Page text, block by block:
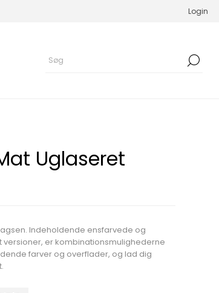
Login
Uglaseret
Indeholdende ensfarvede og
er kombinationsmulighederne
farver og overflader, og lad dig